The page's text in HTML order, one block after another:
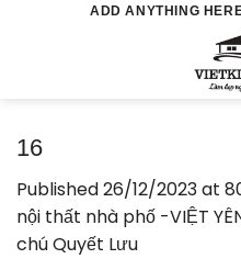
ADD ANYTHING
16
Published26/12/2023at
nội thất nhà phố -VIỆT
chú Quyết Lưu